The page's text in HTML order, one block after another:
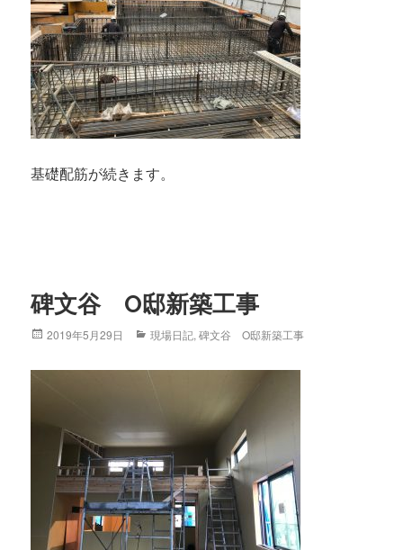
基礎配筋が続きます。
碑文谷 O邸新築工事
Posted
2019年5月29日 Categories
現場日記,碑文谷 O邸新築工事